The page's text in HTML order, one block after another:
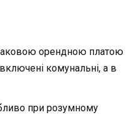
орендною платою
комунальні, а в
при розумному